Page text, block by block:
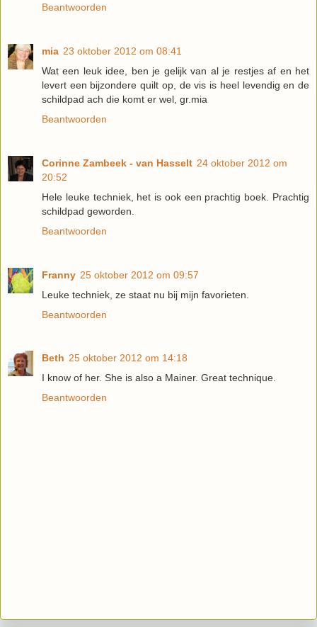
Beantwoorden
mia 23 oktober 2012 om 08:41
Wat een leuk idee, ben je gelijk van al je restjes af en het
levert een bijzondere quilt op, de vis is heel levendig en de
schildpad ach die komt er wel, gr.mia
Beantwoorden
Corinne Zambeek - van Hasselt 24 oktober 2012 om
20:52
Hele leuke techniek, het is ook een prachtig boek. Prachtig
schildpad geworden.
Beantwoorden
Franny 25 oktober 2012 om 09:57
Leuke techniek, ze staat nu bij mijn favorieten.
Beantwoorden
Beth 25 oktober 2012 om 14:18
I know of her. She is also a Mainer. Great technique.
Beantwoorden